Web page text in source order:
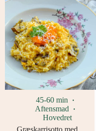
45-60 min
Aftensmad
Hovedret
Græskarrisotto med